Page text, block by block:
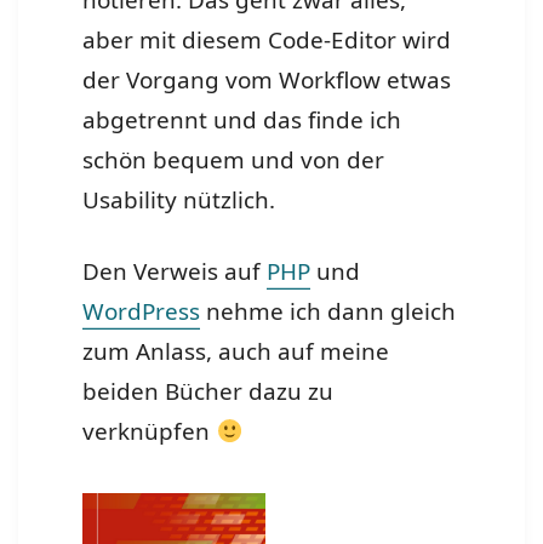
aber mit diesem Code-Editor wird
der Vorgang vom Workflow etwas
abgetrennt und das finde ich
schön bequem und von der
Usability nützlich.
Den Verweis aufPHP und
WordPress nehme ich dann gleich
zum Anlass, auch auf meine
beiden Bücher dazu zu
verknüpfen